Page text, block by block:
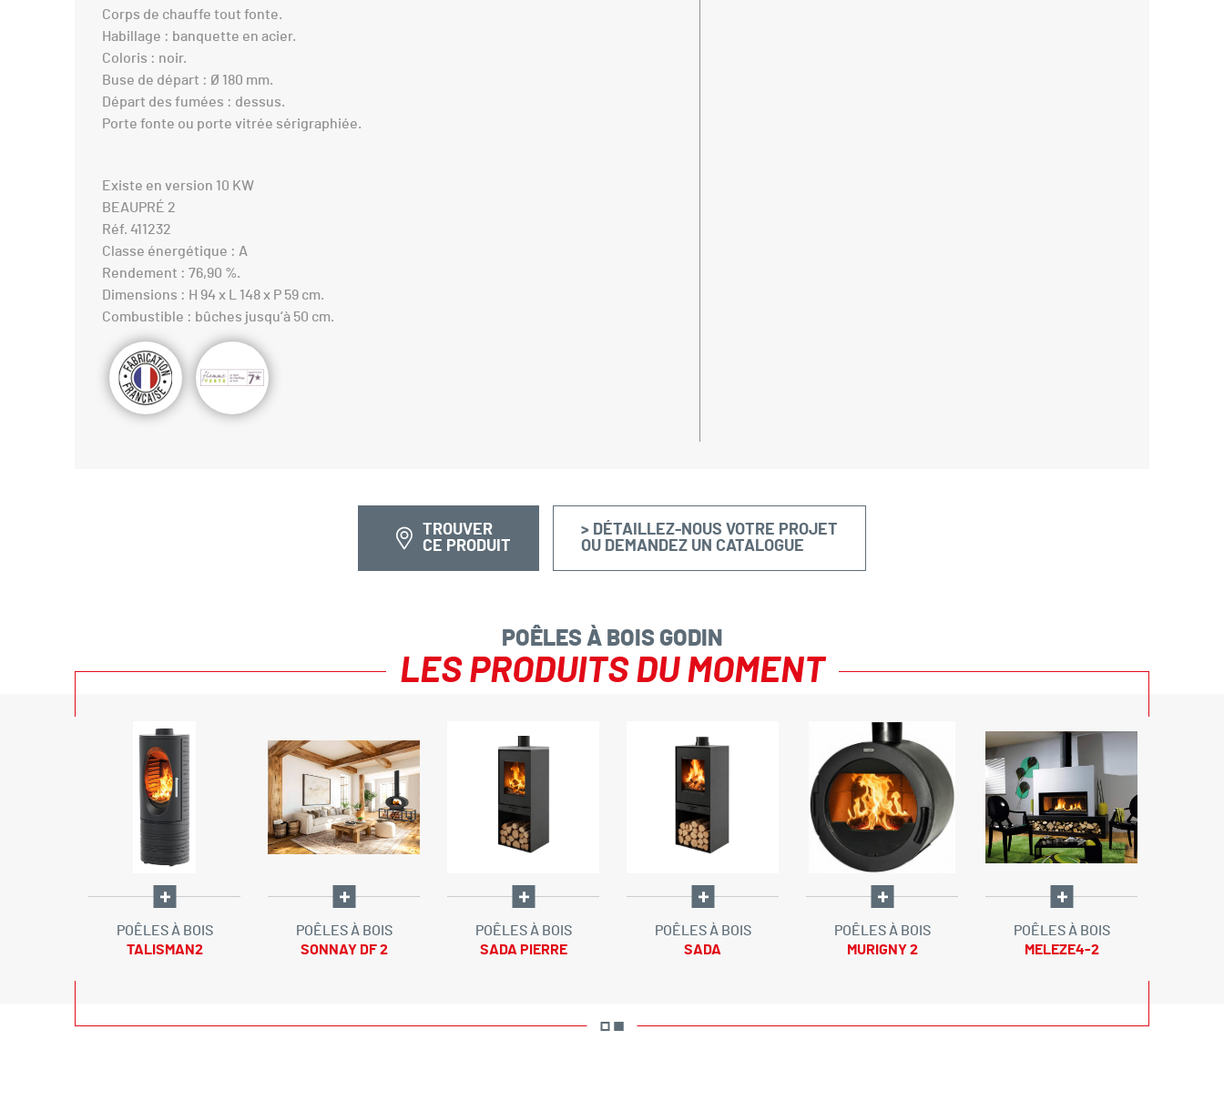
Corps de chauffe tout fonte.
Habillage : banquette en acier.
Coloris : noir.
Buse de départ : Ø 180 mm.
Départ des fumées : dessus.
Porte fonte ou porte vitrée sérigraphiée.
Existe en version 10 KW
BEAUPRÉ 2
Réf. 411232
Classe énergétique : A
Rendement : 76,90 %.
Dimensions : H 94 x L 148 x P 59 cm.
Combustible : bûches jusqu’à 50 cm.
TROUVER
CE PRODUIT
> DÉTAILLEZ-NOUS VOTRE PROJET
OU DEMANDEZ UN CATALOGUE
POÊLES À BOIS GODIN
LES PRODUITS DU MOMENT
TALISMAN2
POÊLES À BOIS
SONNAY DF 2
POÊLES À BOIS
SADA PIERRE
POÊLES À BOIS
SADA
POÊLES À BOIS
MURIGNY 2
POÊLES À BOIS
MELEZE4-2
POÊLES À BOIS